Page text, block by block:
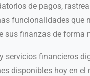
de pagos,
funcionalidades que
sus finanzas de forma
servicios financieros
disponibles hoy en